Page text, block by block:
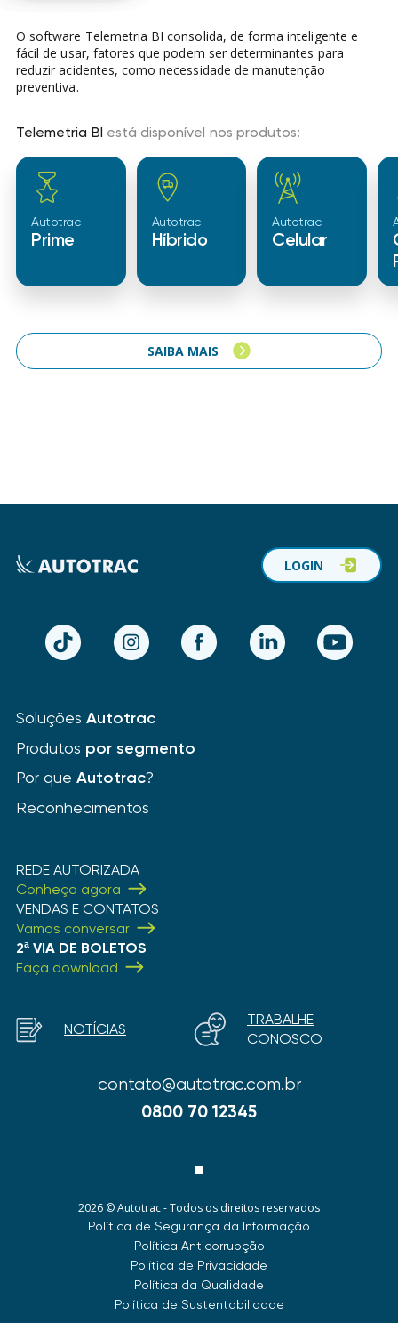
O software Telemetria BI consolida, de forma inteligente e
fácil de usar, fatores que podem ser determinantes para
reduzir acidentes, como necessidade de manutenção
preventiva.
Telemetria BIestá disponível nos produtos:
Autotrac
Prime
Autotrac
Híbrido
Autotrac
Celular
SAIBA MAIS
TikTok Instagram Facebook LinkedIn YouTube
LOGIN
Soluções Autotrac
Produtos por segmento
Por que Autotrac?
Reconhecimentos
REDE AUTORIZADA
Conheça agora
VENDAS E CONTATOS
Vamos conversar
2ª VIA DE BOLETOS
Faça download
contato@autotrac.com.br
0800 70 12345
NOTÍCIAS
TRABALHE
CONOSCO
2026 © Autotrac - Todos os direitos reservados
Política de Segurança da Informação
Política Anticorrupção
Política de Privacidade
Política da Qualidade
Política de Sustentabilidade